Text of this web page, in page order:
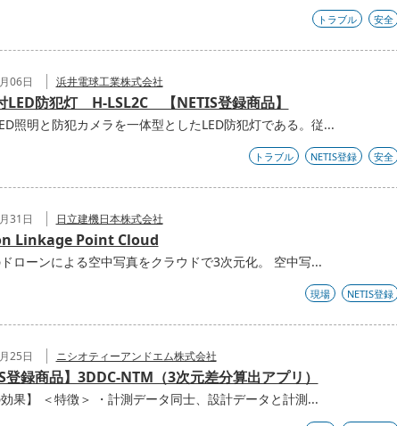
トラブル 安全
06日 浜井電球工業株式会社
LED防犯灯 H-LSL2C 【NETIS登録商品】
照明と防犯カメラを一体型としたLED防犯灯である。従...
トラブル NETIS登録 安全
31日 日立建機日本株式会社
Linkage Point Cloud
ローンによる空中写真をクラウドで3次元化。 空中写...
現場 NETIS登録
25日 ニシオティーアンドエム株式会社
登録商品】3DDC-NTM（3次元差分算出アプリ）
効果】 ＜特徴＞ ・計測データ同士、設計データと計測...